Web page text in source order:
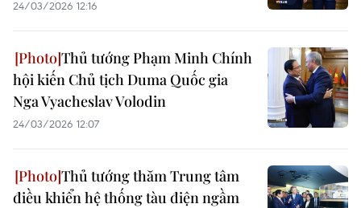
24/03/2026 12:16
Thủ tướng Phạm Minh Chính
hội kiến Chủ tịch Duma Quốc gia
Nga Vyacheslav Volodin
24/03/2026 12:07
Thủ tướng thăm Trung tâm
điều khiển hệ thống tàu điện ngầm